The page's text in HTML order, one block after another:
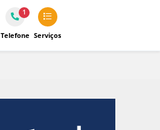
1
Telefone Serviços